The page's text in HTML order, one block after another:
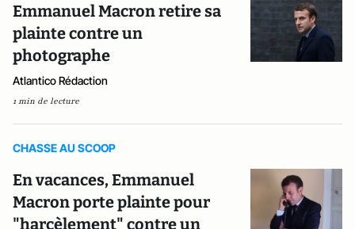
Emmanuel Macron retire sa
plainte contre un
photographe
Atlantico Rédaction
1 min de lecture
CHASSE AU SCOOP
En vacances, Emmanuel
Macron porte plainte pour
"harcèlement" contre un